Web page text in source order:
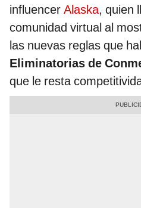
influencer Alaska, quien
comunidad virtual al
las nuevas reglas que
Eliminatorias de
que le resta